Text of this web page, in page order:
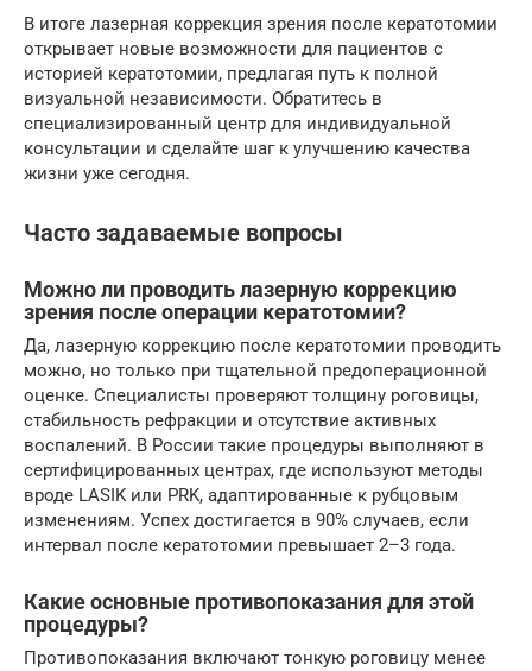
В итоге лазерная коррекция зрения после кератотомии
открывает новые возможности для пациентов с
историей кератотомии, предлагая путь к полной
визуальной независимости. Обратитесь в
специализированный центр для индивидуальной
консультации и сделайте шаг к улучшению качества
жизни уже сегодня.
Часто задаваемые вопросы
Можно ли проводить лазерную коррекцию
зрения после операции кератотомии?
Да, лазерную коррекцию после кератотомии проводить
можно, но только при тщательной предоперационной
оценке. Специалисты проверяют толщину роговицы,
стабильность рефракции и отсутствие активных
воспалений. В России такие процедуры выполняют в
сертифицированных центрах, где используют методы
вроде LASIK или PRK, адаптированные к рубцовым
изменениям. Успех достигается в 90% случаев, если
интервал после кератотомии превышает 2–3 года.
Какие основные противопоказания для этой
процедуры?
Противопоказания включают тонкую роговицу менее